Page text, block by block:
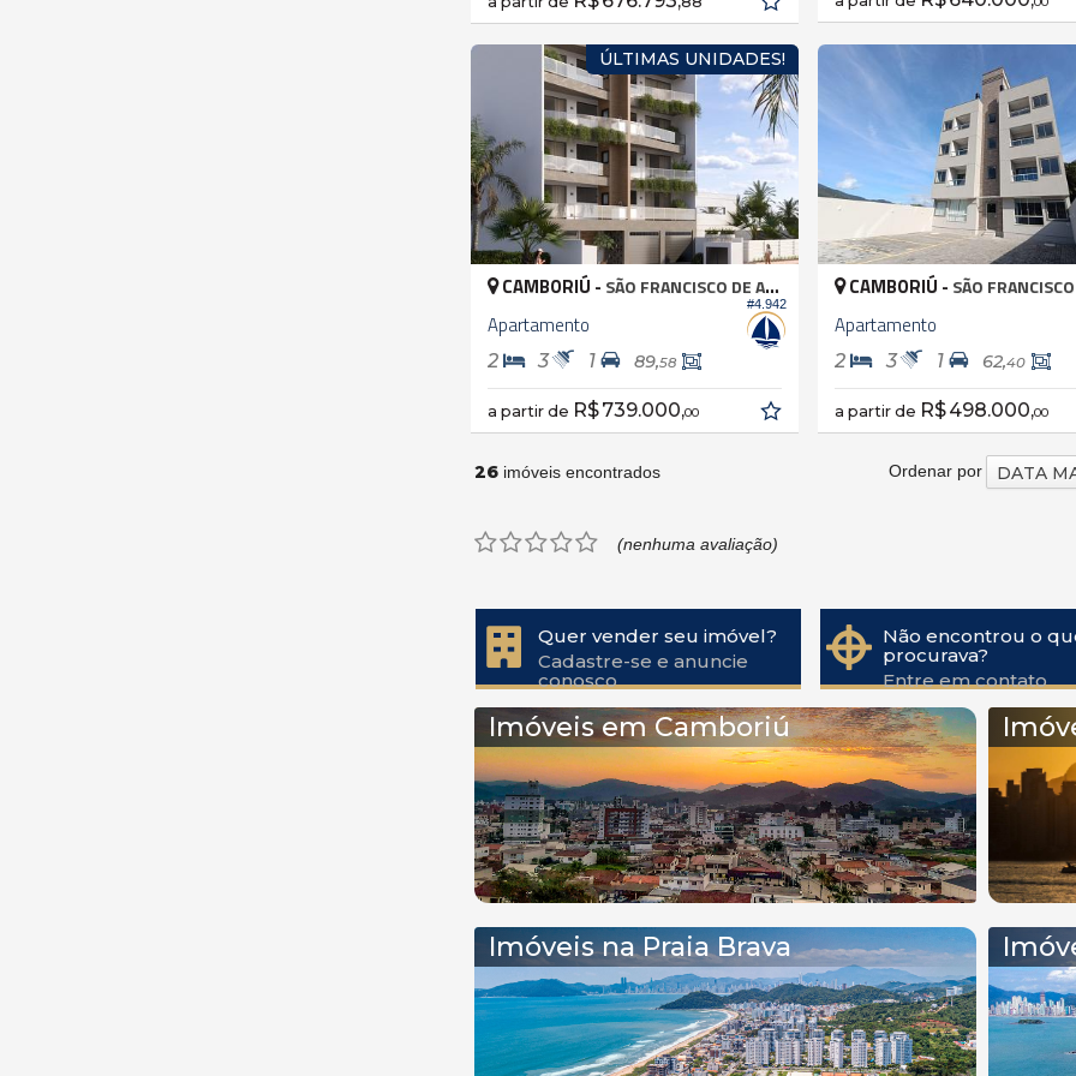
ÚLTIMAS UNIDADES!
#4.942
CAMBORIÚ - SÃO FRANCISCO DE ASSIS
Apartamento
2 3 1 89,58
a partir de R$ 739.000,00
CAMBORIÚ - SÃO FRANCISCO
Apartamento
2 3 1 62,40
a partir de R$ 498.000,00
26imóveis encontrados Ordenar por
(nenhuma avaliação)
Quer vender seu imóvel?
Cadastre-se e anuncie
conosco
Não encontrou o
procurava?
Entre em contato
Imóveis em Camboriú
Imóveis na Praia Brava